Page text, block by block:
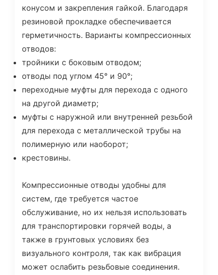
конусом и закрепления гайкой. Благодаря
резиновой прокладке обеспечивается
герметичность. Варианты компрессионных
отводов:
тройники с боковым отводом;
отводы под углом 45° и 90°;
переходные муфты для перехода с одного
на другой диаметр;
муфты с наружной или внутренней резьбой
для перехода с металлической трубы на
полимерную или наоборот;
крестовины.
Компрессионные отводы удобны для
систем, где требуется частое
обслуживание, но их нельзя использовать
для транспортировки горячей воды, а
также в грунтовых условиях без
визуального контроля, так как вибрация
может ослабить резьбовые соединения.